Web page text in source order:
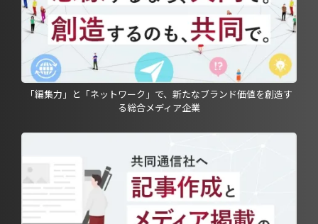
「編集力」と「ネットワーク」で、新たなブランド価値を創造す
る総合メディア企業